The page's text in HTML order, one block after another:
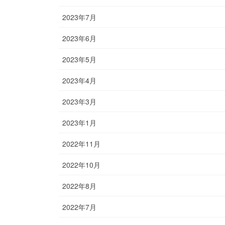
2023年7月
2023年6月
2023年5月
2023年4月
2023年3月
2023年1月
2022年11月
2022年10月
2022年8月
2022年7月